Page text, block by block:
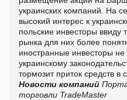
украинских компаний. На
высокий интерес к
польские инвесторы ввиду
рынка для них более
иностранные инвесторы
украинскому
тормозит приток средств в
Новости компаний
торговли TradeMaster